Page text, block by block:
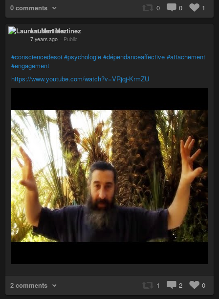
0 comments 0 0 1
Laurent Martinez
7 years ago – Public
#consciencedesoi #psychologie #dépendanceaffective #attachement
#engagement
https://www.youtube.com/watch?v=VRjqj-KrmZU
2 comments 1 2 0